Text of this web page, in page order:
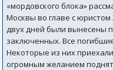
«мордовского блока»
Москвы во главе с юристом
двух дней были вынесены
заключенных. Все
Некоторые из них
огромным желанием